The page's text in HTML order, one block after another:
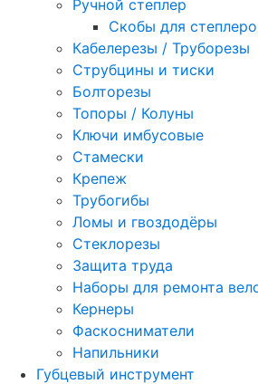
Ручной степлер
Скобы для
Кабелерезы / Труборезы
Струбцины и тиски
Болторезы
Топоры / Колуны
Ключи имбусовые
Стамески
Крепеж
Трубогибы
Ломы и гвоздодёры
Стеклорезы
Защита труда
Наборы для ремонта
Кернеры
Фаскосниматели
Напильники
Губцевый инструмент